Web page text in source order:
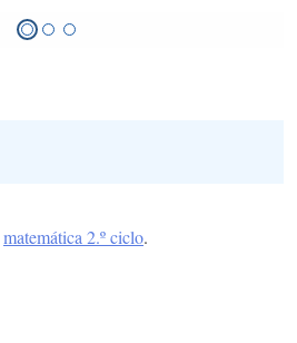
matemática 2.º ciclo.